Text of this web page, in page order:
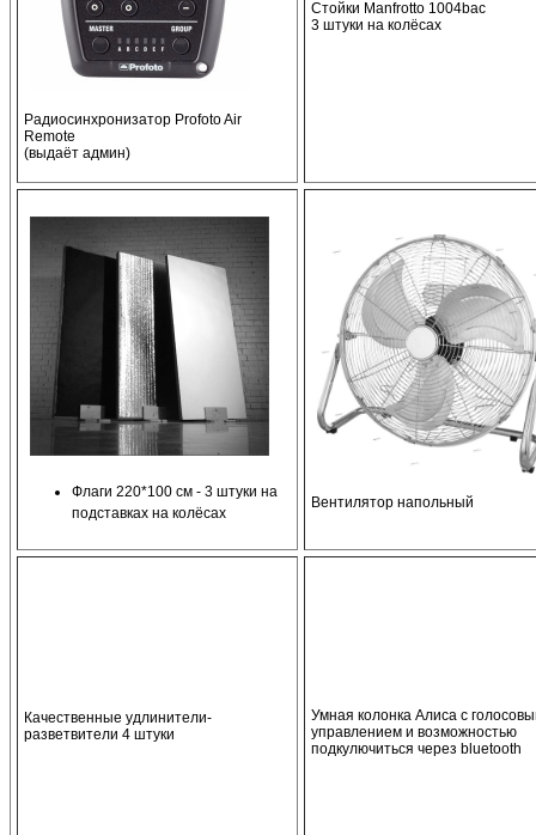
Радиосинхронизатор Profoto Air
Remote
(выдаёт админ)
Стойки Manfrotto 1004bac
3 штуки на колёсах
Флаги 220*100 см - 3 штуки на
подставках на колёсах
Вентилятор напольный
Качественные удлинители-
разветвители 4 штуки
Умная колонка Алиса с
управлением и возможностью
подкулючиться через bluetooth